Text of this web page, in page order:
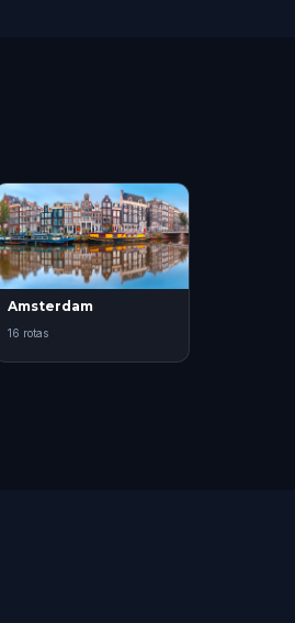
Amsterdam
16 rotas